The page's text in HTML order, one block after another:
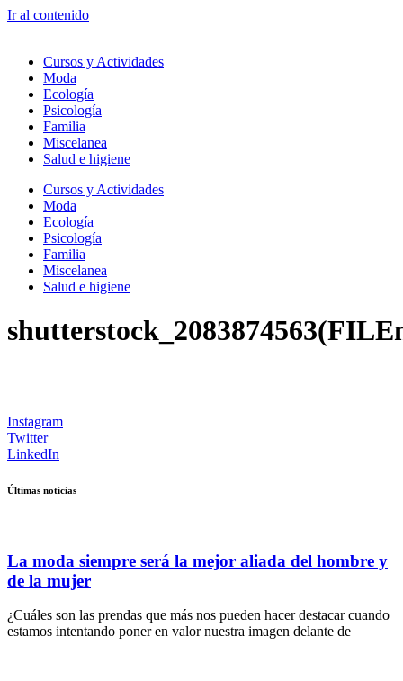
Ir al contenido
Cursos y Actividades
Moda
Ecología
Psicología
Familia
Miscelanea
Salud e higiene
Cursos y Actividades
Moda
Ecología
Psicología
Familia
Miscelanea
Salud e higiene
Instagram
Twitter
LinkedIn
Últimas noticias
La moda siempre será la mejor aliada del hombre y
de la mujer
¿Cuáles son las prendas que más nos pueden hacer destacar cuando
estamos intentando poner en valor nuestra imagen delante de